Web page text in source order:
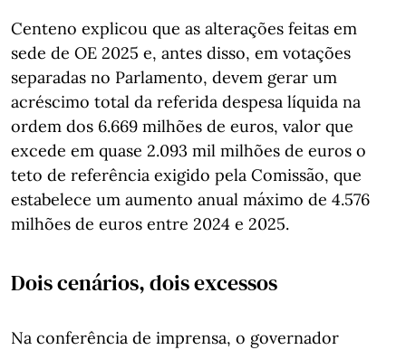
Centeno explicou que as alterações feitas em
sede de OE 2025 e, antes disso, em votações
separadas no Parlamento, devem gerar um
acréscimo total da referida despesa líquida na
ordem dos 6.669 milhões de euros, valor que
excede em quase 2.093 mil milhões de euros o
teto de referência exigido pela Comissão, que
estabelece um aumento anual máximo de 4.576
milhões de euros entre 2024 e 2025.
Dois cenários, dois excessos
Na conferência de imprensa, o governador